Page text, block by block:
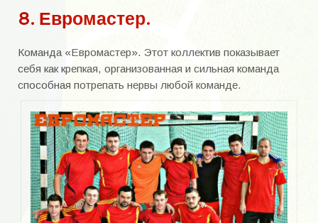
Областные турниры
УКРАИНА
Республиканские турниры
Бердянская весна
Чемпионат Украины 1992-1996 года
Всесоюзные турниры
ВЕТЕРАНЫ
8. Евромастер.
Команда «Евромастер». Этот коллектив показывает
себя как крепкая, организованная и сильная команда
способная потрепать нервы любой команде.